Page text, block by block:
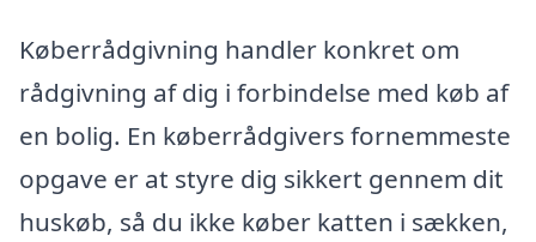
Køberrådgivning handler konkret om
rådgivning af dig i forbindelse med køb af
en bolig. En køberrådgivers fornemmeste
opgave er at styre dig sikkert gennem dit
huskøb, så du ikke køber katten i sækken,